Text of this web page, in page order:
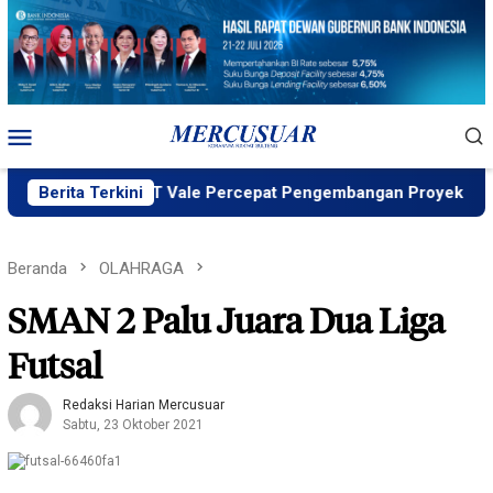
Loncat
konten
Mobile
Berita Terkini
MIND ID, PT Vale Percepat Pengembangan Proyek Strategis
Beranda OLAHRAGA
SMAN 2 Palu Juara Dua Liga
Futsal
Redaksi Harian Mercusuar
Sabtu, 23 Oktober 2021